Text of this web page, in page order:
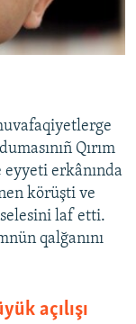
Qırım
eyyeti erkânında
körüşti ve
laf etti.
qalğanını
açılışı